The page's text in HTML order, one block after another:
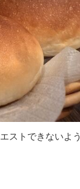
ストできないよう